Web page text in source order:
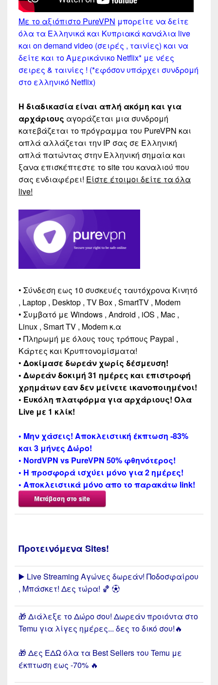
Με το αξιόπιστο PureVPN μπορείτε να δείτε
όλα τα Ελληνικά και Κυπριακά κανάλια live
και on demand video (σειρές , ταινίες) και να
δείτε και το Αμερικάνικο Netflix* με νέες
σειρες & ταινίες ! (*εφόσον υπάρχει συνδρομή
στο ελληνικό Netflix)
Η διαδικασία είναι απλή ακόμη και για
αρχάριους αγοράζεται μια συνδρομή
κατεβάζεται το πρόγραμμα του PureVPN και
απλά αλλάζεται την IP σας σε Ελληνική
απλά πατώντας στην Ελληνική σημαία και
ξανα επισκέπτεστε το site του καναλιού που
σας ενδιαφέρει! Είστε έτοιμοι δείτε τα όλα
live!
• Σύνδεση εως 10 συσκευές ταυτόχρονα Κινητό
, Laptop , Desktop , TV Box , SmartTV , Modem
• Συμβατό με Windows , Android , iOS , Mac ,
Linux , Smart TV , Modem κ.α
• Πληρωμή με όλους τους τρόπους Paypal ,
Κάρτες και Κρυπτονομίσματα!
• Δοκίμασε δωρεάν χωρίς δέσμευση!
• Δωρεάν δοκιμή 31 ημέρες και επιστροφή
χρημάτων εαν δεν μείνετε ικανοποιημένοι!
• Ευκόλη πλατφόρμα για αρχάριους! Ολα
Live με 1 κλίκ!
• Μην χάσεις! Αποκλειστική έκπτωση -83%
και 3 μήνες Δώρο!
• NordVPN vs PureVPN 50% φθηνότερος!
• Η προσφορά ισχύει μόνο για 2 ημέρες!
• Αποκλειστικά μόνο απο το παρακάτω link!
Προτεινόμενα Sites!
▶️ Live Streaming Αγώνες δωρεάν! Ποδοσφαίρου
, Μπάσκετ! Δες τώρα! 🏀 ⚽︎
🎁 Διάλεξε το Δώρο σου! Δωρεάν προιόντα στο
Temu για λίγες ημέρες... δες το δικό σου!🔥
🎁 Δες ΕΔΩ όλα τα Best Sellers του Temu με
έκπτωση εως -70% 🔥